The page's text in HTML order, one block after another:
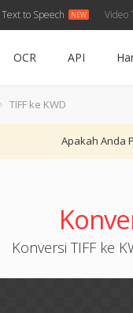
Text to Speech Video
OCR API
TIFF ke KWD
Apakah Anda
Konversi TIFF ke